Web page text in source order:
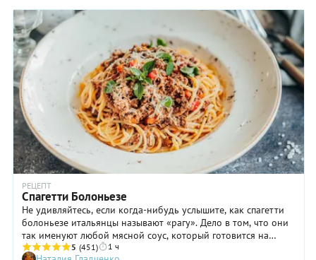
РЕЦЕПТ
Спагетти Болоньезе
Не удивляйтесь, если когда-нибудь услышите, как спагетти
болоньезе итальянцы называют «рагу». Дело в том, что они
так именуют любой мясной соус, который готовится на
слабом огне в течение нескольких часов. Да-да, изначально
5 (451) 1 ч